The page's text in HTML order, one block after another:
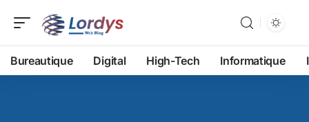
Bureautique Digital High-Tech Informatique